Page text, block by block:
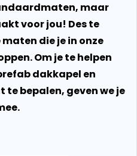
maar
voor jou! Des te
die je in onze
Om je te helpen
dakkapel en
bepalen, geven we je